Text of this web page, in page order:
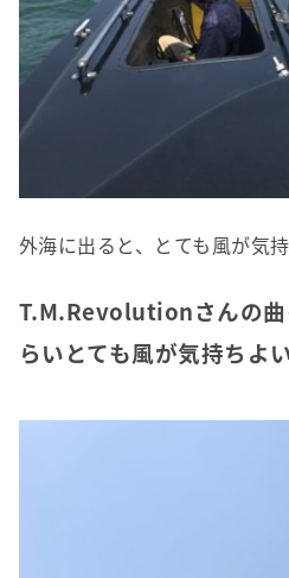
外海に出ると、とても風が気持
T.M.Revolutionさんの曲
らいとても風が気持ちよい